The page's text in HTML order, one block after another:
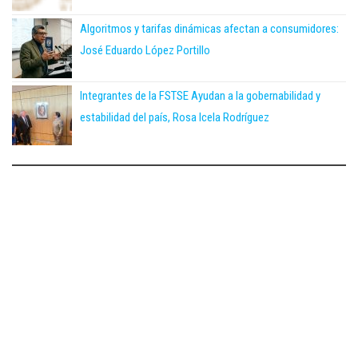
Algoritmos y tarifas dinámicas afectan a consumidores:
José Eduardo López Portillo
Integrantes de la FSTSE Ayudan a la gobernabilidad y
estabilidad del país, Rosa Icela Rodríguez